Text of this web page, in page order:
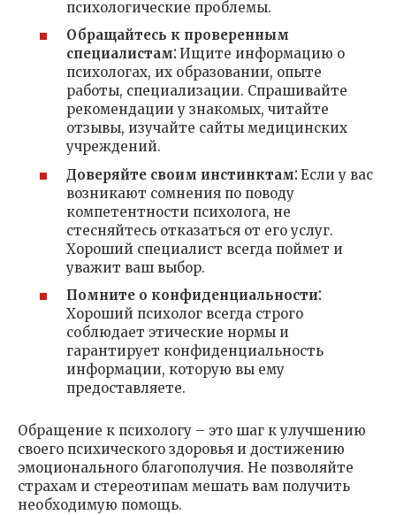
психологические проблемы.
Обращайтесь к проверенным
специалистам⁚ Ищите информацию о
психологах, их образовании, опыте
работы, специализации. Спрашивайте
рекомендации у знакомых, читайте
отзывы, изучайте сайты медицинских
учреждений.
Доверяйте своим инстинктам⁚ Если у вас
возникают сомнения по поводу
компетентности психолога, не
стесняйтесь отказаться от его услуг.
Хороший специалист всегда поймет и
уважит ваш выбор.
Помните о конфиденциальности⁚
Хороший психолог всегда строго
соблюдает этические нормы и
гарантирует конфиденциальность
информации, которую вы ему
предоставляете.
Обращение к психологу – это шаг к улучшению
своего психического здоровья и достижению
эмоционального благополучия. Не позволяйте
страхам и стереотипам мешать вам получить
необходимую помощь.